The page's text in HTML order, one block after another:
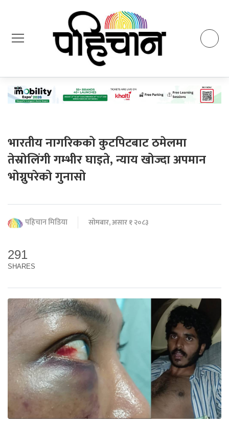
भारतीय नागरिकको कुटपिटबाट ठमेलमा
तेस्रोलिंगी गम्भीर घाइते, न्याय खोज्दा अपमान
भोग्नुपरेको गुनासो
पहिचान मिडिया सोमबार, असार १ २०८३
291
SHARES